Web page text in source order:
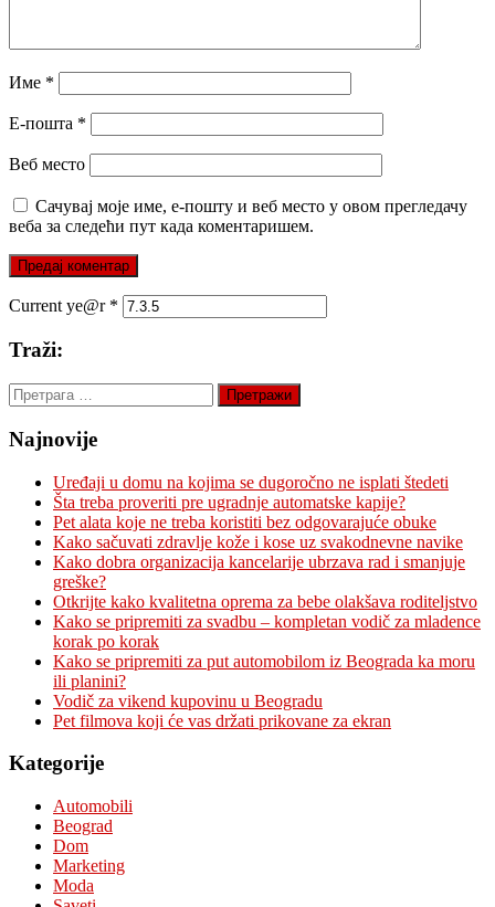
Име *
Е-пошта *
Веб место
Сачувај моје име, е-пошту и веб место у овом прегледачу
веба за следећи пут када коментаришем.
Current ye@r *
Traži:
Претрага
за:
Najnovije
Uređaji u domu na kojima se dugoročno ne isplati štedeti
Šta treba proveriti pre ugradnje automatske kapije?
Pet alata koje ne treba koristiti bez odgovarajuće obuke
Kako sačuvati zdravlje kože i kose uz svakodnevne navike
Kako dobra organizacija kancelarije ubrzava rad i smanjuje
greške?
Otkrijte kako kvalitetna oprema za bebe olakšava roditeljstvo
Kako se pripremiti za svadbu – kompletan vodič za mladence
korak po korak
Kako se pripremiti za put automobilom iz Beograda ka moru
ili planini?
Vodič za vikend kupovinu u Beogradu
Pet filmova koji će vas držati prikovane za ekran
Kategorije
Automobili
Beograd
Dom
Marketing
Moda